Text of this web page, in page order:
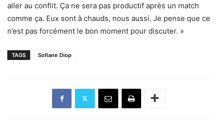
aller au conflit. Ça ne sera pas productif après un match
comme ça. Eux sont à chauds, nous aussi. Je pense que ce
n’est pas forcément le bon moment pour discuter. »
TAGS Sofiane Diop